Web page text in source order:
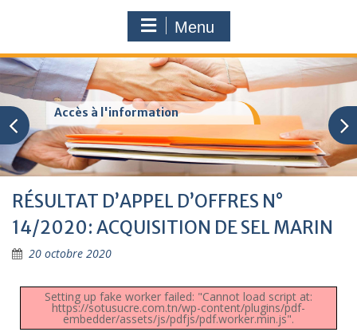
Menu
Accès à l'information
RÉSULTAT D’APPEL D’OFFRES N°
14/2020: ACQUISITION DE SEL MARIN
20 octobre 2020
Setting up fake worker failed: "Cannot load script at:
https://sotusucre.com.tn/wp-content/plugins/pdf-
embedder/assets/js/pdfjs/pdf.worker.min.js".